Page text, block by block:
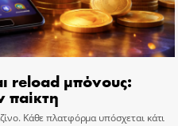
reload μπόνους:
παίκτη
Κάθε πλατφόρμα υπόσχεται κάτι